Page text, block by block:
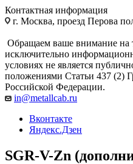
Контактная информация
г. Москва, проезд Перова
Обращаем ваше внимание на
исключительно
условиях не является
положениями Статьи 437 (2)
Российской Федерации.
in@metallcab.ru
Вконтакте
Яндекс.Дзен
SGR-V-Zn